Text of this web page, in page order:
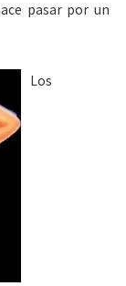
pasar por un
Los